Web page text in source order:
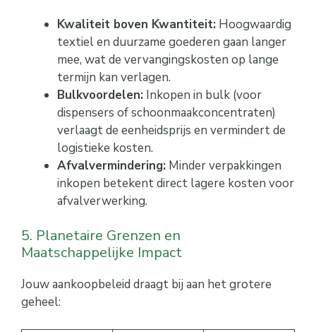
Kwaliteit boven Kwantiteit: Hoogwaardig
textiel en duurzame goederen gaan langer
mee, wat de vervangingskosten op lange
termijn kan verlagen.
Bulkvoordelen: Inkopen in bulk (voor
dispensers of schoonmaakconcentraten)
verlaagt de eenheidsprijs en vermindert de
logistieke kosten.
Afvalvermindering: Minder verpakkingen
inkopen betekent direct lagere kosten voor
afvalverwerking.
5. Planetaire Grenzen en
Maatschappelijke Impact
Jouw aankoopbeleid draagt bij aan het grotere
geheel: